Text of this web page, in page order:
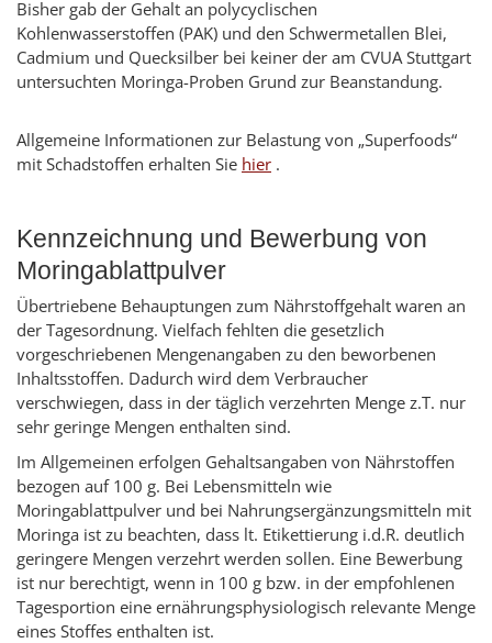
Bisher gab der Gehalt an polycyclischen
Kohlenwasserstoffen (PAK) und den Schwermetallen Blei,
Cadmium und Quecksilber bei keiner der am CVUA Stuttgart
untersuchten Moringa-Proben Grund zur Beanstandung.
Allgemeine Informationen zur Belastung von „Superfoods“
mit Schadstoffen erhalten Sie hier .
Kennzeichnung und Bewerbung von
Moringablattpulver
Übertriebene Behauptungen zum Nährstoffgehalt waren an
der Tagesordnung. Vielfach fehlten die gesetzlich
vorgeschriebenen Mengenangaben zu den beworbenen
Inhaltsstoffen. Dadurch wird dem Verbraucher
verschwiegen, dass in der täglich verzehrten Menge z.T. nur
sehr geringe Mengen enthalten sind.
Im Allgemeinen erfolgen Gehaltsangaben von Nährstoffen
bezogen auf 100 g. Bei Lebensmitteln wie
Moringablattpulver und bei Nahrungsergänzungsmitteln mit
Moringa ist zu beachten, dass lt. Etikettierung i.d.R. deutlich
geringere Mengen verzehrt werden sollen. Eine Bewerbung
ist nur berechtigt, wenn in 100 g bzw. in der empfohlenen
Tagesportion eine ernährungsphysiologisch relevante Menge
eines Stoffes enthalten ist.